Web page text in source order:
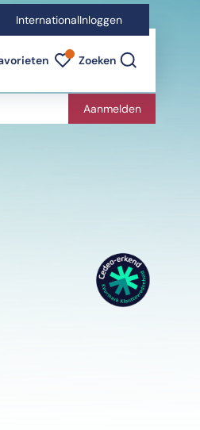
InternationalInloggen
Favorieten indicator
Zoeken
Aanmelden